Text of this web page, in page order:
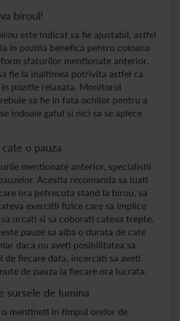
biroul!
este indicat sa fie ajustabil, astfel
in pozitia benefica pentru coloana
sfaturilor mentionate anterior.
fie la inaltimea potrivita astfel ca
in pozitie relaxata. Monitorul
sa fie in fata ochilor pentru a
indoaie gatul si nici sa se aplece
o pauza
mentionate anterior, specialistii
Acestia recomanda sa luati
ora petrecuta stand la birou, sa
exercitii fizice care sa implice
urcati si sa coborati cateva trepte.
pauze sa aiba o durata de cate
daca nu aveti posibilitatea sa
de fiecare data, incercati sa aveti
de pauza la fiecare ora lucrata.
sursele de lumina
o mentineti in timpul orelor de